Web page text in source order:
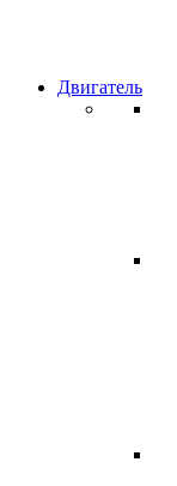
Двигатель